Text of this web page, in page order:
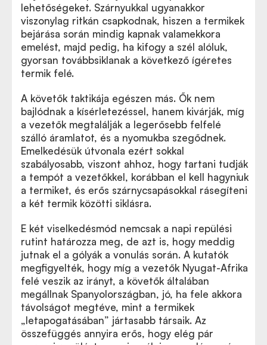
lehetőségeket. Szárnyukkal ugyanakkor
viszonylag ritkán csapkodnak, hiszen a termikek
bejárása során mindig kapnak valamekkora
emelést, majd pedig, ha kifogy a szél alóluk,
gyorsan továbbsiklanak a következő ígéretes
termik felé.
A követők taktikája egészen más. Ők nem
bajlódnak a kísérletezéssel, hanem kivárják, míg
a vezetők megtalálják a legerősebb felfelé
szálló áramlatot, és a nyomukba szegődnek.
Emelkedésük útvonala ezért sokkal
szabályosabb, viszont ahhoz, hogy tartani tudják
a tempót a vezetőkkel, korábban el kell hagyniuk
a termiket, és erős szárnycsapásokkal rásegíteni
a két termik közötti siklásra.
E két viselkedésmód nemcsak a napi repülési
rutint határozza meg, de azt is, hogy meddig
jutnak el a gólyák a vonulás során. A kutatók
megfigyelték, hogy míg a vezetők Nyugat-Afrika
felé veszik az irányt, a követők általában
megállnak Spanyolországban, jó, ha fele akkora
távolságot megtéve, mint a termikek
„letapogatásában” jártasabb társaik. Az
összefüggés annyira erős, hogy elég pár